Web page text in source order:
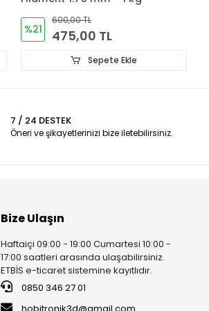
%21
600,00 TL
475,00 TL
Sepete Ekle
7 / 24 DESTEK
Öneri ve şikayetlerinizi bize iletebilirsiniz.
Bize Ulaşın
Haftaiçi 09:00 - 19:00 Cumartesi 10:00 -
17:00 saatleri arasında ulaşabilirsiniz.
ETBİS e-ticaret sistemine kayıtlıdır.
0850 346 27 01